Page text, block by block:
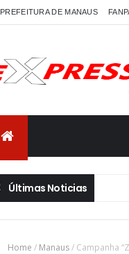
PREFEITURA DE MANAUS
Últimas Noticias
Home / Manaus/ Campanha